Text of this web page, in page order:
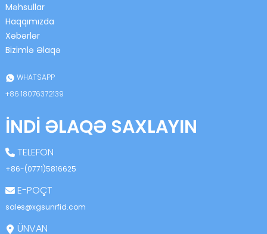
Məhsullar
Haqqımızda
Xəbərlər
Bizimlə Əlaqə
WHATSAPP
+86 18076372139
İNDI ƏLAQƏ SAXLAYIN
TELEFON
+86-(0771)5816625
E-POÇT
sales@xgsunrfid.com
ÜNVAN